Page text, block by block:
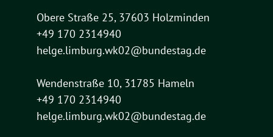
Obere Straße 25, 37603 Holzminden
+49 170 2314940
helge.limburg.wk02@bundestag.de
Wendenstraße 10, 31785 Hameln
+49 170 2314940
helge.limburg.wk02@bundestag.de